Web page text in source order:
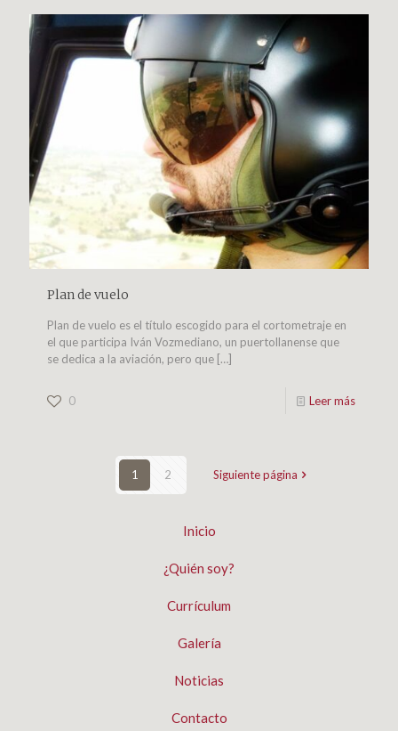
Plan de vuelo
Plan de vuelo es el título escogido para el cortometraje en
el que participa Iván Vozmediano, un puertollanense que
se dedica a la aviación, pero que […]
0 Leer más
1 2 Siguiente página
Inicio
¿Quién soy?
Currículum
Galería
Noticias
Contacto